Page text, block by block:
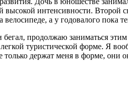
высокой интенсивности.
а у годовалого пока
продолжаю заниматься
туристической форме. Я
держат меня в форме, они